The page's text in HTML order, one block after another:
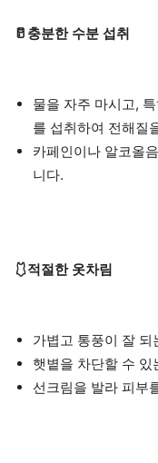
🥛충분한 수분 섭취
물을 자주 마시고,
를 섭취하여 전해질
카페인이나 알코올
니다.
🩱적절한 옷차림
가볍고 통풍이 잘 되
햇볕을 차단할 수
선크림을 발라 피부